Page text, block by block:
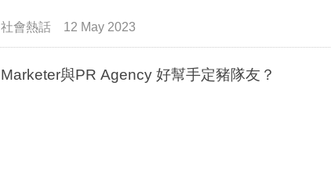
社會熱話 12 May 2023
Marketer與PR Agency 好幫手定豬隊友？